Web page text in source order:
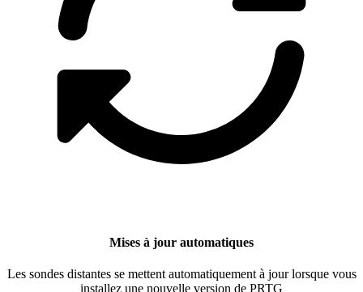
Mises à jour automatiques
Les sondes distantes se mettent automatiquement à jour lorsque vous
installez une nouvelle version de PRTG